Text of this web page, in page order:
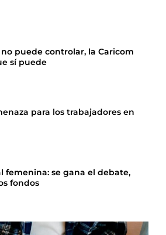
puede controlar, la Caricom
sí puede
para los trabajadores en
femenina: se gana el debate,
fondos